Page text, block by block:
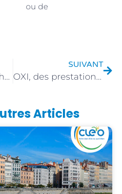
ou de
Auxiliaire de vie chez CLEO Group, Fatiha s’occupe de Mme B atteinte de cécité
SUIVANT
OXI, des prestations pour un bien-être quotidien !
Articles